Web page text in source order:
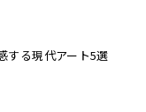
する現代アート5選